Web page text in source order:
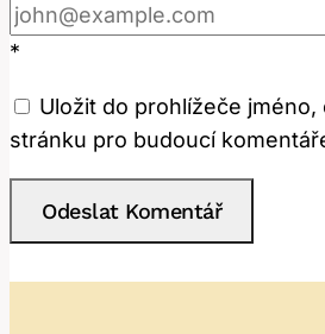
*
Uložit do prohlížeče
stránku pro budoucí